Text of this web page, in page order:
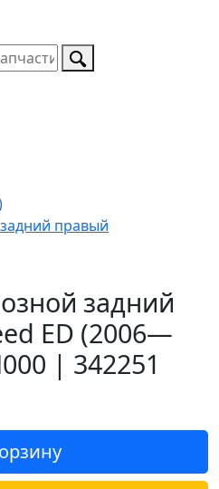
правый
задний
ED (2006—
| 342251